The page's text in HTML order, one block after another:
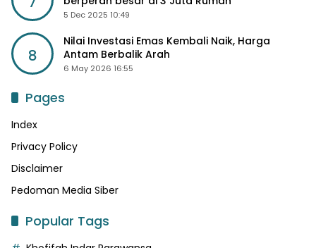
5 Dec 2025 10:49
8
Nilai Investasi Emas Kembali Naik, Harga
Antam Berbalik Arah
6 May 2026 16:55
Pages
Index
Privacy Policy
Disclaimer
Pedoman Media Siber
Popular Tags